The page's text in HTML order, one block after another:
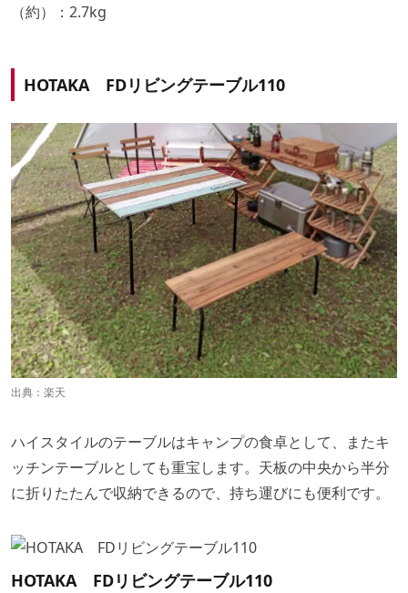
（約）：2.7kg
HOTAKA FDリビングテーブル110
出典： 楽天
ハイスタイルのテーブルはキャンプの食卓として、またキ
ッチンテーブルとしても重宝します。天板の中央から半分
に折りたたんで収納できるので、持ち運びにも便利です。
HOTAKA FDリビングテーブル110